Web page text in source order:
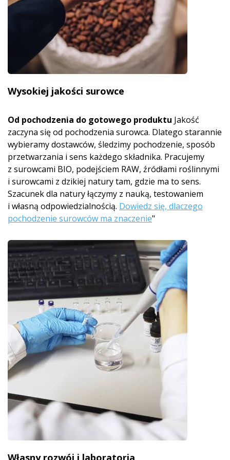
Wysokiej jakości surowce
Od pochodzenia do gotowego produktu Jakość
zaczyna się od pochodzenia surowca. Dlatego starannie
wybieramy dostawców, śledzimy pochodzenie, sposób
przetwarzania i sens każdego składnika. Pracujemy
z surowcami BIO, podejściem RAW, źródłami roślinnymi
i surowcami z dzikiej natury tam, gdzie ma to sens.
Szacunek dla natury łączymy z nauką, testowaniem
i własną odpowiedzialnością. Dowiedz się, dlaczego
pochodzenie surowców ma znaczenie"
Własny rozwój i laboratoria